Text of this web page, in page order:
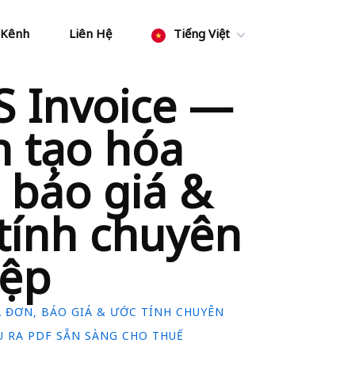
Liên Hệ Tiếng Việt
Invoice —
tạo hóa
giá &
chuyên
BÁO GIÁ & ƯỚC TÍNH CHUYÊN
PDF SẴN SÀNG CHO THUẾ